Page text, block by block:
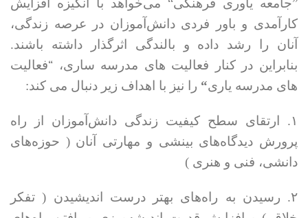
کارآمدی و باور فردی دانش‌آموزان در عرصه زندگی،
آنان را رشد داده و بالندگی اثرگذار داشته باشند.
بنابراین در کنار فعالیت های مدرسه ساری، “فعالیت
های مدرسه یاری“ را نیز با اهداف زیر دنبال می کند:
۱. ارتقای سطح کیفیت زندگی دانش‌آموزان از راه
پرورش دیدگاه‌های بینشی و مهارتی آنان ( حوزه‌های
دانشی، فنی و هنری )
۲. رسیدن به راه‌های بهتر درست اندیشیدن ( تفکر